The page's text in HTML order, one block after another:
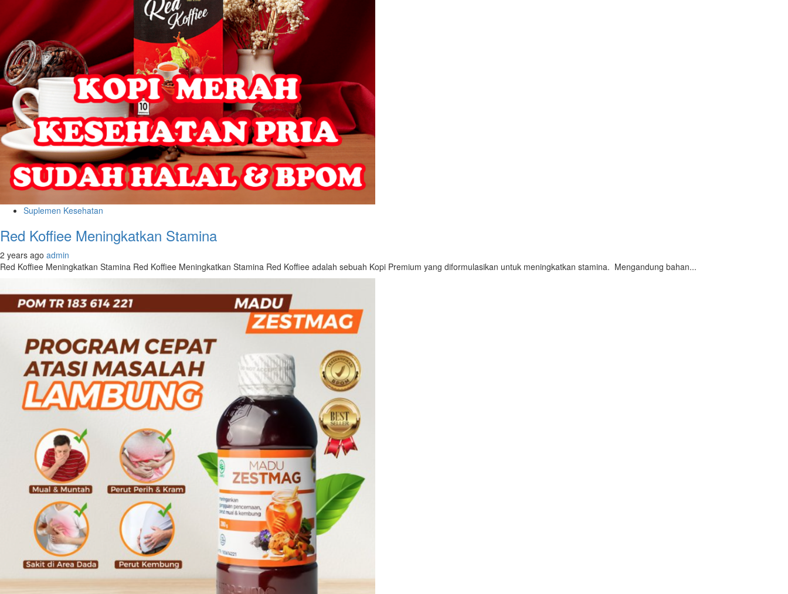
Suplemen Kesehatan
Red Koffiee Meningkatkan Stamina
2 years ago admin
Red Koffiee Meningkatkan Stamina Red Koffiee Meningkatkan Stamina Red Koffiee adalah sebuah Kopi Premium yang diformulasikan untuk meningkatkan stamina. Mengandung bahan...